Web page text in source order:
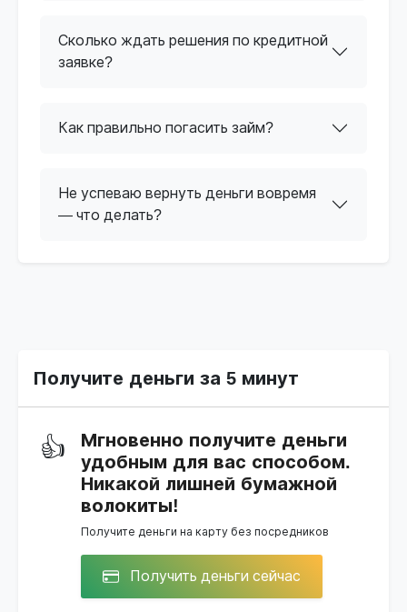
Сколько ждать решения по кредитной
заявке?
Как правильно погасить займ?
Не успеваю вернуть деньги вовремя
— что делать?
Получите деньги за 5 минут
👍
Мгновенно получите деньги
удобным для вас способом.
Никакой лишней бумажной
волокиты!
Получите деньги на карту без посредников
Получить деньги сейчас